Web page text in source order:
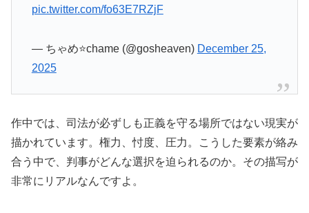
pic.twitter.com/fo63E7RZjF
— ちゃめ⭐️chame (@gosheaven) December 25,
2025
作中では、司法が必ずしも正義を守る場所ではない現実が
描かれています。権力、忖度、圧力。こうした要素が絡み
合う中で、判事がどんな選択を迫られるのか。その描写が
非常にリアルなんですよ。